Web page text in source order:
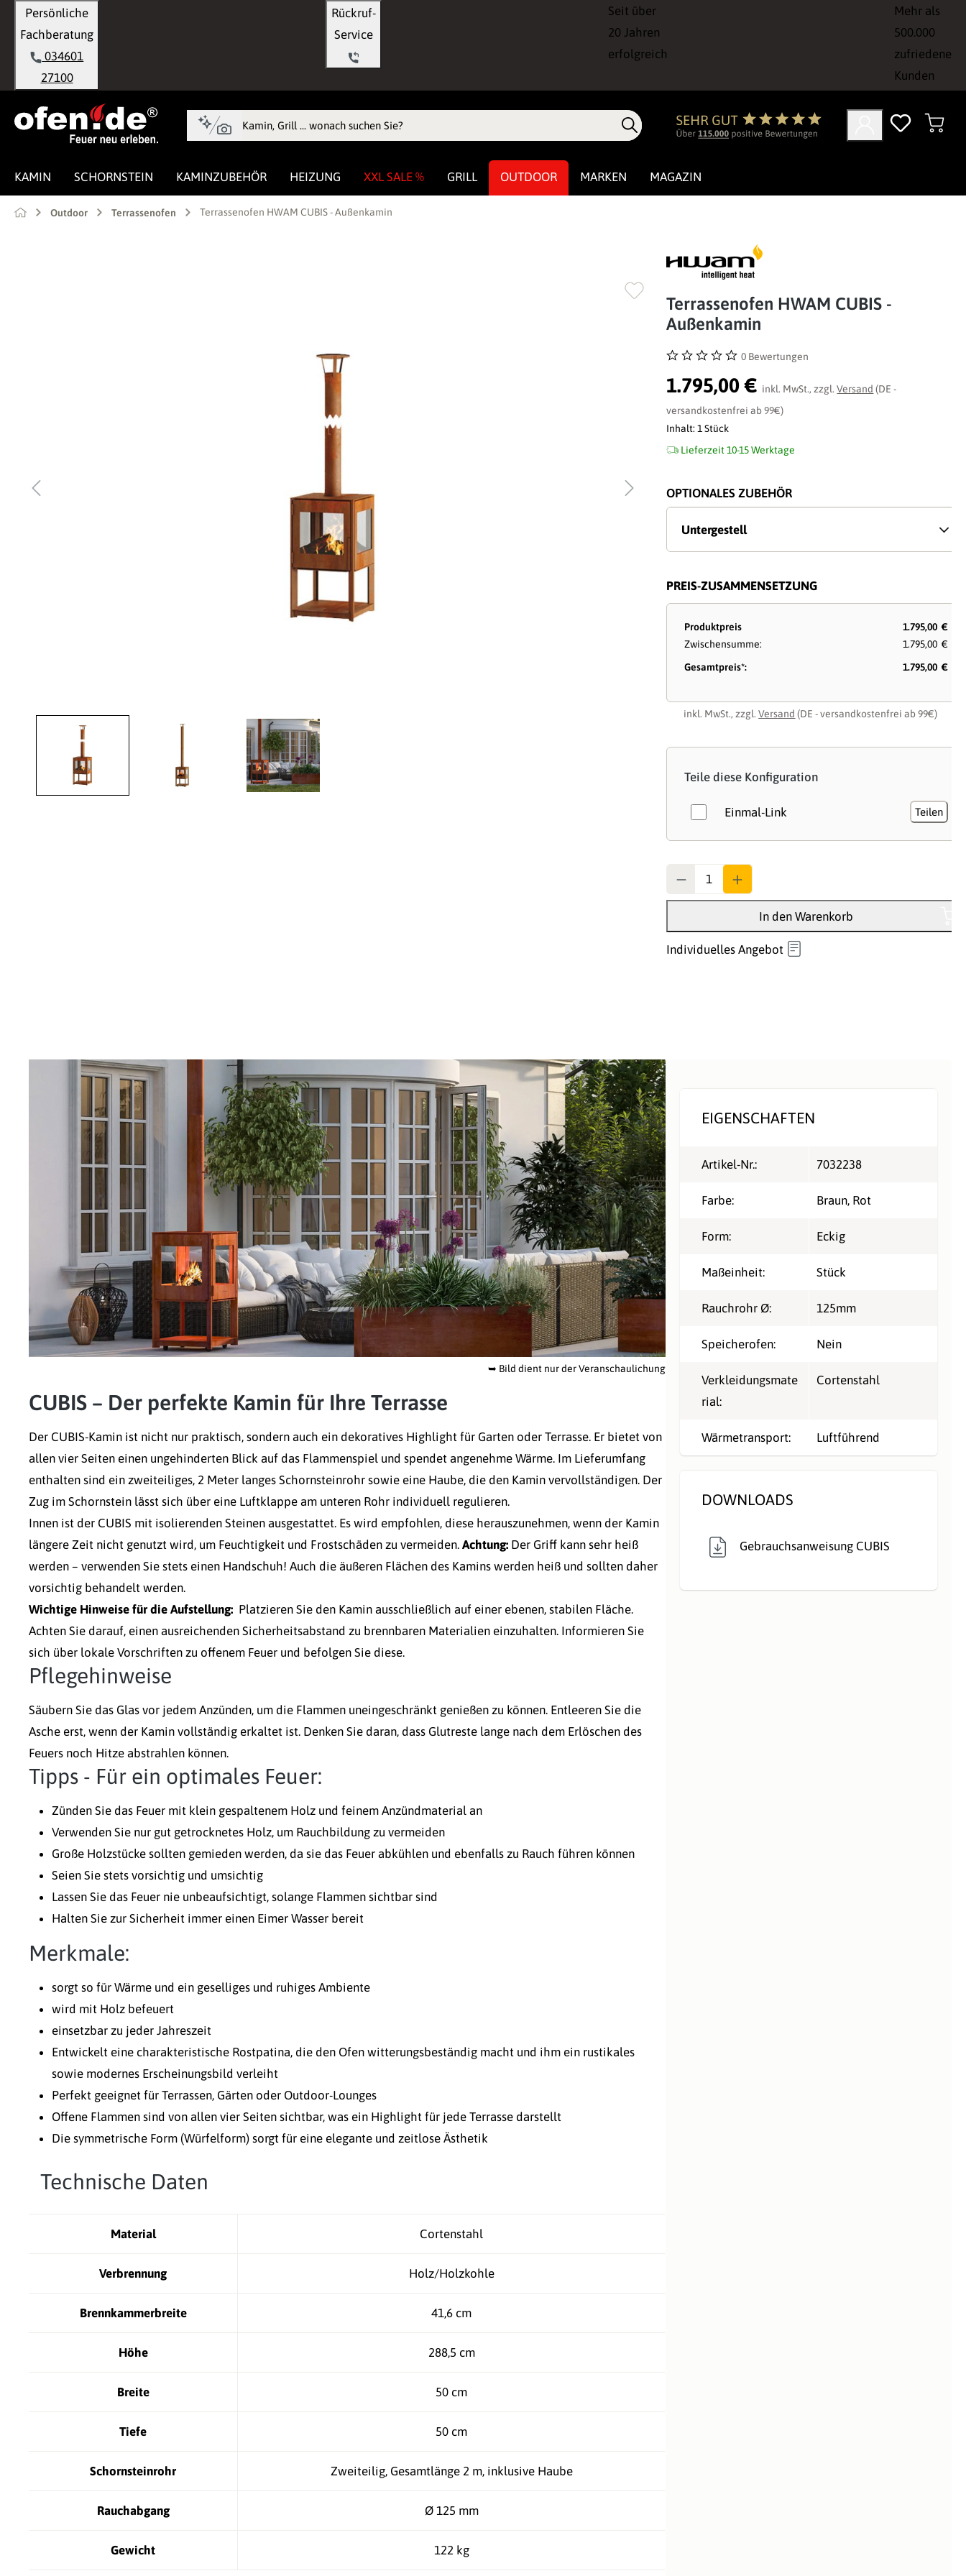
Zur Hauptnavigation springen
Persönliche
Fachberatung
034601
27100
Rückruf-
Seit über
20 Jahren
erfolgreich
Mehr als
500.000
zufriedene
Kunden
KAMIN SCHORNSTEIN KAMINZUBEHÖR HEIZUNG XXL SALE % GRILL OUTDOOR MARKEN MAGAZIN
Outdoor Terrassenofen Terrassenofen HWAM CUBIS - Außenkamin
Terrassenofen HWAM CUBIS -
Außenkamin
Durchschnittliche Bewertung von 0 von 5 Sternen
0 Bewertungen
1.795,00 € inkl. MwSt., zzgl.Versand (DE -
versandkostenfrei ab 99€)
Inhalt:1 Stück
Lieferzeit 10-15 Werktage
OPTIONALES ZUBEHÖR
Untergestell
PREIS-ZUSAMMENSETZUNG
Produktpreis
1.795,00 €
Zwischensumme:
1.795,00 €
Gesamtpreis*:
1.795,00 €
inkl. MwSt., zzgl.Versand (DE - versandkostenfrei ab 99€)
Teile diese Konfiguration
Einmal-Link Teilen
In den Warenkorb
Individuelles Angebot
➥ Bild dient nur der Veranschaulichung
CUBIS – Der perfekte Kamin für Ihre Terrasse
Der CUBIS-Kamin ist nicht nur praktisch, sondern auch ein dekoratives Highlight für Garten oder Terrasse. Er bietet von
allen vier Seiten einen ungehinderten Blick auf das Flammenspiel und spendet angenehme Wärme. Im Lieferumfang
enthalten sind ein zweiteiliges, 2 Meter langes Schornsteinrohr sowie eine Haube, die den Kamin vervollständigen. Der
Zug im Schornstein lässt sich über eine Luftklappe am unteren Rohr individuell regulieren.
Innen ist der CUBIS mit isolierenden Steinen ausgestattet. Es wird empfohlen, diese herauszunehmen, wenn der Kamin
längere Zeit nicht genutzt wird, um Feuchtigkeit und Frostschäden zu vermeiden. Achtung: Der Griff kann sehr heiß
werden – verwenden Sie stets einen Handschuh! Auch die äußeren Flächen des Kamins werden heiß und sollten daher
vorsichtig behandelt werden.
Wichtige Hinweise für die Aufstellung: Platzieren Sie den Kamin ausschließlich auf einer ebenen, stabilen Fläche.
Achten Sie darauf, einen ausreichenden Sicherheitsabstand zu brennbaren Materialien einzuhalten. Informieren Sie
sich über lokale Vorschriften zu offenem Feuer und befolgen Sie diese.
Pflegehinweise
Säubern Sie das Glas vor jedem Anzünden, um die Flammen uneingeschränkt genießen zu können. Entleeren Sie die
Asche erst, wenn der Kamin vollständig erkaltet ist. Denken Sie daran, dass Glutreste lange nach dem Erlöschen des
Feuers noch Hitze abstrahlen können.
Tipps - Für ein optimales Feuer:
Zünden Sie das Feuer mit klein gespaltenem Holz und feinem Anzündmaterial an
Verwenden Sie nur gut getrocknetes Holz, um Rauchbildung zu vermeiden
Große Holzstücke sollten gemieden werden, da sie das Feuer abkühlen und ebenfalls zu Rauch führen können
Seien Sie stets vorsichtig und umsichtig
Lassen Sie das Feuer nie unbeaufsichtigt, solange Flammen sichtbar sind
Halten Sie zur Sicherheit immer einen Eimer Wasser bereit
Merkmale:
sorgt so für Wärme und ein geselliges und ruhiges Ambiente
wird mit Holz befeuert
einsetzbar zu jeder Jahreszeit
Entwickelt eine charakteristische Rostpatina, die den Ofen witterungsbeständig macht und ihm ein rustikales
sowie modernes Erscheinungsbild verleiht
Perfekt geeignet für Terrassen, Gärten oder Outdoor-Lounges
Offene Flammen sind von allen vier Seiten sichtbar, was ein Highlight für jede Terrasse darstellt
Die symmetrische Form (Würfelform) sorgt für eine elegante und zeitlose Ästhetik
Technische Daten
Material Cortenstahl
Verbrennung Holz/Holzkohle
Brennkammerbreite 41,6 cm
Höhe 288,5 cm
Breite 50 cm
Tiefe 50 cm
Schornsteinrohr Zweiteilig, Gesamtlänge 2 m, inklusive Haube
Rauchabgang Ø 125 mm
Gewicht 122 kg
EIGENSCHAFTEN
Artikel-Nr.: 7032238
Farbe: Braun, Rot
Form: Eckig
Maßeinheit: Stück
Rauchrohr Ø: 125mm
Speicherofen: Nein
Verkleidungsmate
rial:
Cortenstahl
Wärmetransport: Luftführend
DOWNLOADS
Gebrauchsanweisung CUBIS